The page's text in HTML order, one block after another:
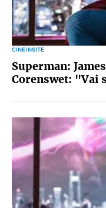
CINEINSITE
Superman:
Corenswet: "Vai